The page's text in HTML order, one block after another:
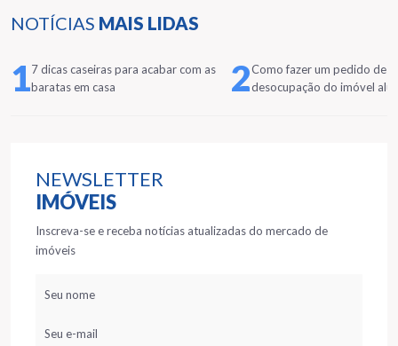
NOTÍCIAS MAIS LIDAS
17 dicas caseiras para acabar com as
baratas em casa
2Como fazer um pedido de
desocupação do imóvel
NEWSLETTER
IMÓVEIS
Inscreva-se e receba notícias atualizadas do mercado de
imóveis